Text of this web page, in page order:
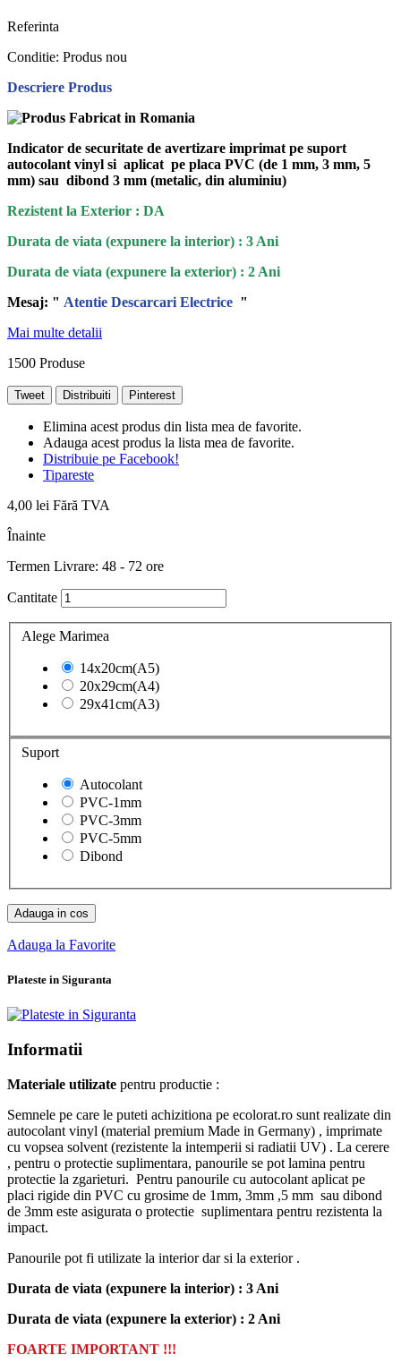
Referinta
Conditie: Produs nou
Descriere Produs
Indicator de securitate de avertizare imprimat pe suport
autocolant vinyl si aplicat pe placa PVC (de 1 mm, 3 mm, 5
mm) sau dibond 3 mm (metalic, din aluminiu)
Rezistent la Exterior : DA
Durata de viata (expunere la interior) : 3 Ani
Durata de viata (expunere la exterior) : 2 Ani
Mesaj: " Atentie Descarcari Electrice "
Mai multe detalii
1500 Produse
Tweet Distribuiti Pinterest
Elimina acest produs din lista mea de favorite.
Adauga acest produs la lista mea de favorite.
Distribuie pe Facebook!
Tipareste
4,00 lei Fără TVA
Înainte
Termen Livrare: 48 - 72 ore
Cantitate
Alege Marimea
14x20cm(A5)
20x29cm(A4)
29x41cm(A3)
Suport
Autocolant
PVC-1mm
PVC-3mm
PVC-5mm
Dibond
Adauga in cos
Adauga la Favorite
Plateste in Siguranta
Informatii
Materiale utilizate pentru productie :
Semnele pe care le puteti achizitiona pe ecolorat.ro sunt realizate din
autocolant vinyl (material premium Made in Germany) , imprimate
cu vopsea solvent (rezistente la intemperii si radiatii UV) . La cerere
, pentru o protectie suplimentara, panourile se pot lamina pentru
protectie la zgarieturi. Pentru panourile cu autocolant aplicat pe
placi rigide din PVC cu grosime de 1mm, 3mm ,5 mm sau dibond
de 3mm este asigurata o protectie suplimentara pentru rezistenta la
impact.
Panourile pot fi utilizate la interior dar si la exterior .
Durata de viata (expunere la interior) : 3 Ani
Durata de viata (expunere la exterior) : 2 Ani
FOARTE IMPORTANT !!!